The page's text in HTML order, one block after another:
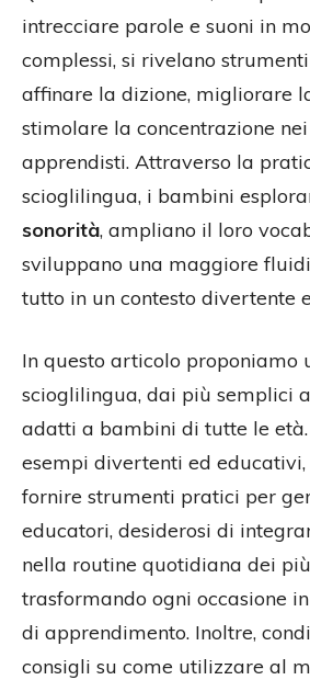
intrecciare parole e suoni in
complessi, si rivelano
affinare la dizione, migliorare
stimolare la concentrazione
apprendisti. Attraverso la
scioglilingua, i bambini
sonorità, ampliano il loro
sviluppano una maggiore
tutto in un contesto divertente
In questo articolo proponiamo
scioglilingua, dai più semplici
adatti a bambini di tutte le
esempi divertenti ed
fornire strumenti pratici per
educatori, desiderosi di
nella routine quotidiana dei
trasformando ogni occasione
di apprendimento. Inoltre,
consigli su come utilizzare al